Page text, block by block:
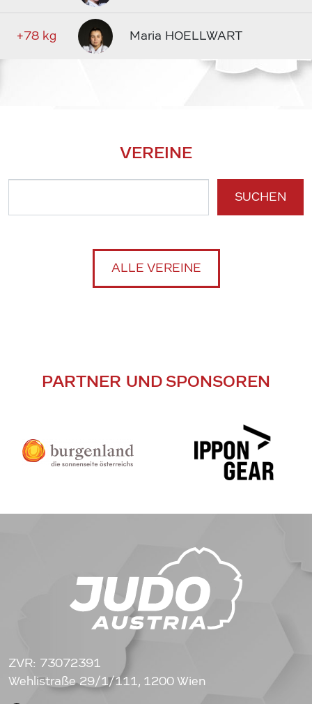
+78 kg Maria HOELLWART
VEREINE
SUCHEN
ALLE VEREINE
PARTNER UND SPONSOREN
ZVR: 73072391
Wehlistraße 29/1/111, 1200 Wien